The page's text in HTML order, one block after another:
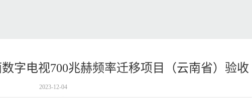
字电视700兆赫频率迁移项目（云南省）验收
2023-12-04